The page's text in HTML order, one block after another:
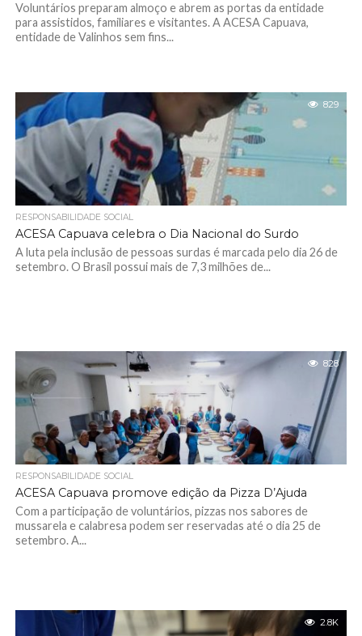
Voluntários preparam almoço e abrem as portas da entidade
para assistidos, familiares e visitantes. A ACESA Capuava,
entidade de Valinhos sem fins...
829
RESPONSABILIDADE SOCIAL
ACESA Capuava celebra o Dia Nacional do Surdo
A luta pela inclusão de pessoas surdas é marcada pelo dia 26 de
setembro. O Brasil possui mais de 7,3 milhões de...
828
RESPONSABILIDADE SOCIAL
ACESA Capuava promove edição da Pizza D’Ajuda
Com a participação de voluntários, pizzas nos sabores de
mussarela e calabresa podem ser reservadas até o dia 25 de
setembro. A...
2.8K